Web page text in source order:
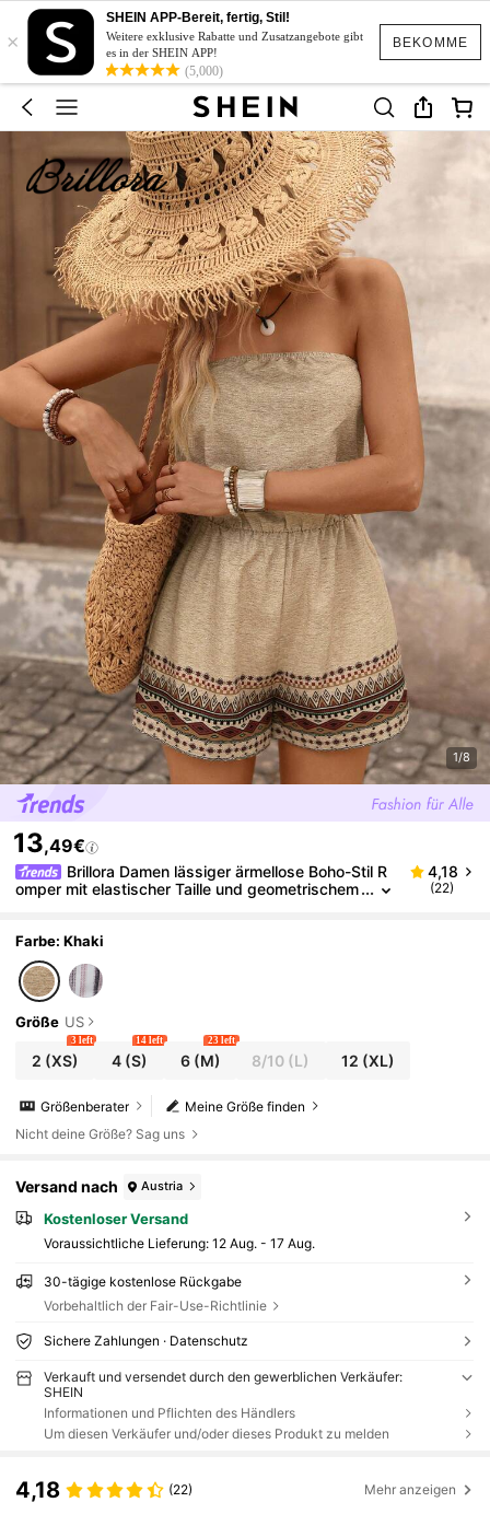
BEKOMME
×
SHEIN APP-Bereit, fertig, Stil!
Weitere exklusive Rabatte und Zusatzangebote gibt
es in der SHEIN APP!
(5,000)
1/8
13,49€
Brillora Damen lässiger ärmellose Boho-Stil R
omper mit elastischer Taille und geometrischem
4,18
(22)
Farbe: Khaki
Größe US
2 (XS)
3 left
4(S)
14 left
6(M)
23 left
8/10 (L) 12 (XL)
Meine Größe finden
Größenberater
Nicht deine Größe? Sag uns
Versand nach Austria
Kostenloser Versand
Voraussichtliche Lieferung: 12 Aug. - 17 Aug.
30-tägige kostenlose Rückgabe
Vorbehaltlich der Fair-Use-Richtlinie
Sichere Zahlungen · Datenschutz
Verkauft und versendet durch den gewerblichen Verkäufer:
SHEIN
Informationen und Pflichten des Händlers
Um diesen Verkäufer und/oder dieses Produkt zu melden
4,18 (22) Mehr anzeigen